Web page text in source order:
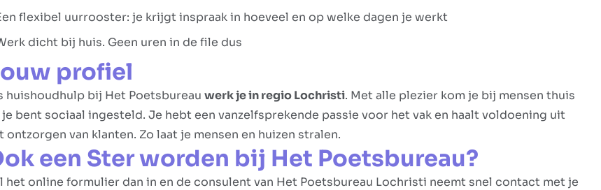
flexibel uurrooster: je krijgt inspraak in hoeveel en op welke dagen je werkt
dicht bij huis. Geen uren in de file dus
profiel
huishoudhulp bij Het Poetsbureau werk je in regio Lochristi. Met alle plezier kom je bij mensen thuis
je bent sociaal ingesteld. Je hebt een vanzelfsprekende passie voor het vak en haalt voldoening uit
ontzorgen van klanten. Zo laat je mensen en huizen stralen.
een Ster worden bij Het Poetsbureau?
het online formulier dan in en de consulent van Het Poetsbureau Lochristi neemt snel contact met je